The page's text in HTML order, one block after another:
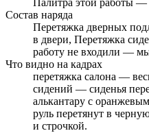
Палитра этой работы
Состав наряда
Перетяжка дверных
в двери, Перетяжка
работу не входили —
Что видно на кадрах
перетяжка салона —
сидений — сиденья
алькантару с
руль перетянут в
и строчкой.